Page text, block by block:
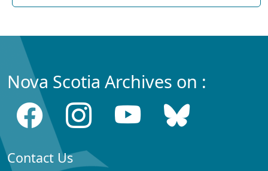
Nova Scotia Archives on :
Contact Us